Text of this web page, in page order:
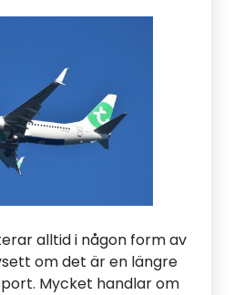
alltid i någon form av
om det är en längre
Mycket handlar om